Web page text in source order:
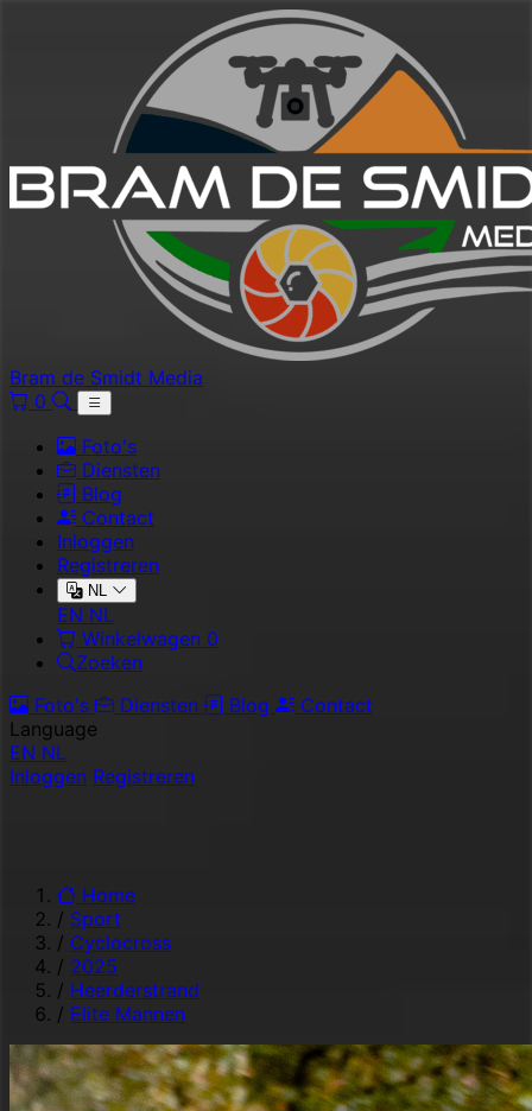
Bram de Smidt Media
0
Foto's
Diensten
Blog
Contact
Inloggen
Registreren
NL
EN NL
Winkelwagen 0
Zoeken
Foto's
Diensten Blog
Contact
Language
EN NL
Inloggen Registreren
Home
/ Sport
/ Cyclocross
/ 2025
/ Heerderstrand
/ Elite Mannen